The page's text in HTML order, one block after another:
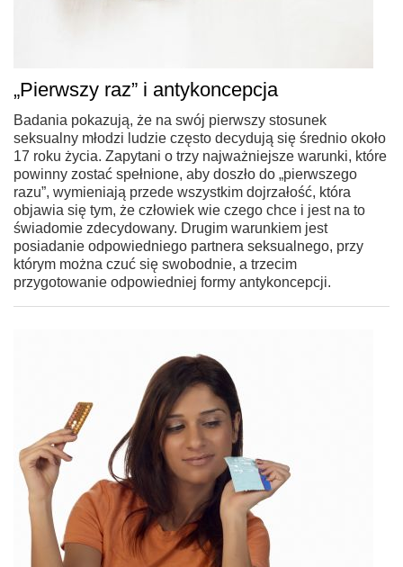
„Pierwszy raz” i antykoncepcja
Badania pokazują, że na swój pierwszy stosunek
seksualny młodzi ludzie często decydują się średnio około
17 roku życia. Zapytani o trzy najważniejsze warunki, które
powinny zostać spełnione, aby doszło do „pierwszego
razu”, wymieniają przede wszystkim dojrzałość, która
objawia się tym, że człowiek wie czego chce i jest na to
świadomie zdecydowany. Drugim warunkiem jest
posiadanie odpowiedniego partnera seksualnego, przy
którym można czuć się swobodnie, a trzecim
przygotowanie odpowiedniej formy antykoncepcji.